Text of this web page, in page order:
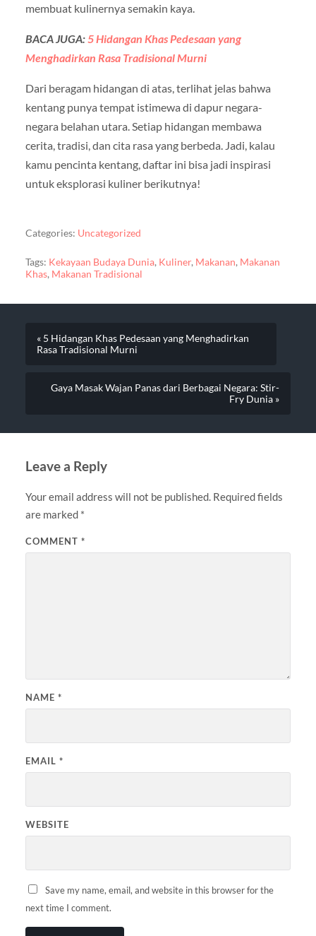
membuat kulinernya semakin kaya.
BACA JUGA: 5 Hidangan Khas Pedesaan yang
Menghadirkan Rasa Tradisional Murni
Dari beragam hidangan di atas, terlihat jelas bahwa
kentang punya tempat istimewa di dapur negara-
negara belahan utara. Setiap hidangan membawa
cerita, tradisi, dan cita rasa yang berbeda. Jadi, kalau
kamu pencinta kentang, daftar ini bisa jadi inspirasi
untuk eksplorasi kuliner berikutnya!
Categories: Uncategorized
Tags: Kekayaan Budaya Dunia, Kuliner, Makanan, Makanan
Khas, Makanan Tradisional
« 5 Hidangan Khas Pedesaan yang Menghadirkan
Rasa Tradisional Murni
Gaya Masak Wajan Panas dari Berbagai Negara: Stir-
Fry Dunia »
Leave a Reply
Your email address will not be published. Required fields
are marked *
COMMENT *
NAME *
EMAIL *
WEBSITE
Save my name, email, and website in this browser for the
next time I comment.